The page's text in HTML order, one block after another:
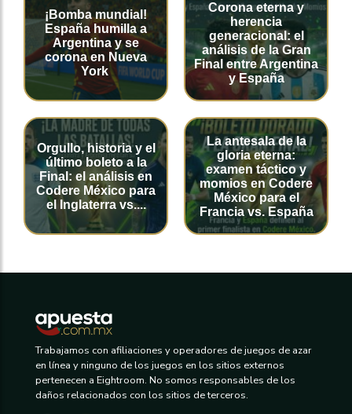
¡Bomba mundial!
España humilla a
Argentina y se
corona en Nueva
York
Corona eterna y
herencia
generacional: el
análisis de la Gran
Final entre Argentina
y España
Orgullo, historia y el
último boleto a la
Final: el análisis en
Codere México para
el Inglaterra vs....
La antesala de la
gloria eterna:
examen táctico y
momios en Codere
México para el
Francia vs. España
Trabajamos con afiliaciones y operadores de juegos de azar
en línea y ninguno de los juegos en los sitios externos
pertenecen a Eightroom. No somos responsables de los
daños relacionados con los sitios de terceros.